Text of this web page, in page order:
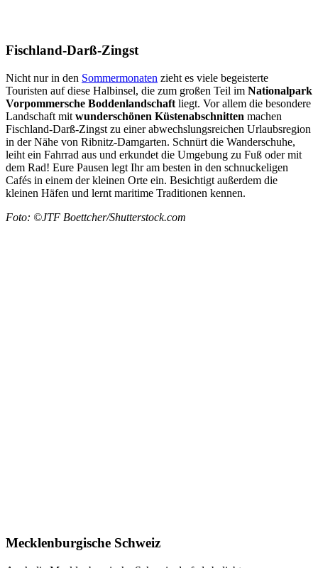
Fischland-Darß-Zingst
Nicht nur in den Sommermonaten zieht es viele begeisterte
Touristen auf diese Halbinsel, die zum großen Teil im Nationalpark
Vorpommersche Boddenlandschaft liegt. Vor allem die besondere
Landschaft mit wunderschönen Küstenabschnitten machen
Fischland-Darß-Zingst zu einer abwechslungsreichen Urlaubsregion
in der Nähe von Ribnitz-Damgarten. Schnürt die Wanderschuhe,
leiht ein Fahrrad aus und erkundet die Umgebung zu Fuß oder mit
dem Rad! Eure Pausen legt Ihr am besten in den schnuckeligen
Cafés in einem der kleinen Orte ein. Besichtigt außerdem die
kleinen Häfen und lernt maritime Traditionen kennen.
Foto: ©JTF Boettcher/Shutterstock.com
Mecklenburgische Schweiz